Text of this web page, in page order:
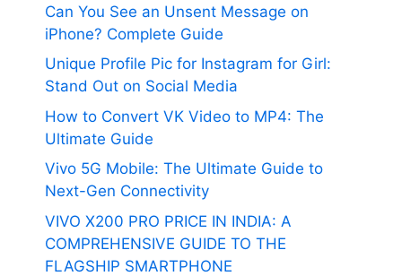
Can You See an Unsent Message on
iPhone? Complete Guide
Unique Profile Pic for Instagram for Girl:
Stand Out on Social Media
How to Convert VK Video to MP4: The
Ultimate Guide
Vivo 5G Mobile: The Ultimate Guide to
Next-Gen Connectivity
VIVO X200 PRO PRICE IN INDIA: A
COMPREHENSIVE GUIDE TO THE
FLAGSHIP SMARTPHONE